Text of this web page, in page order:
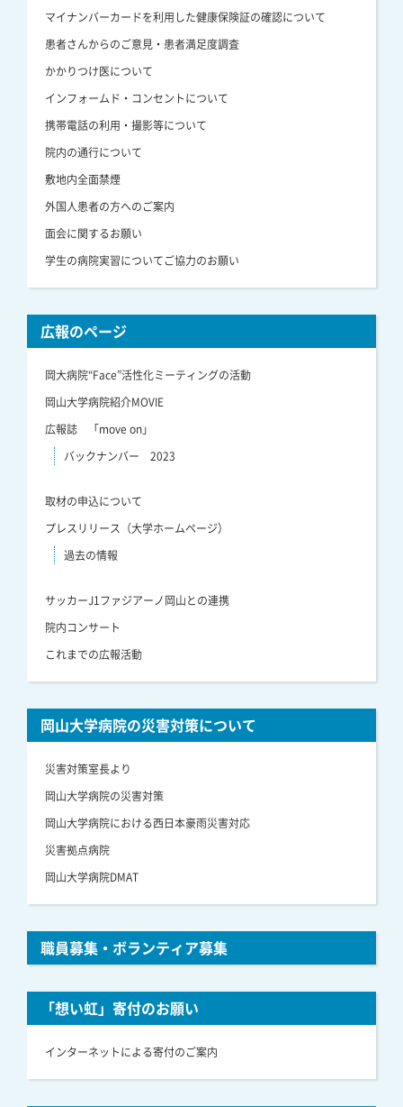
マイナンバーカードを利用した健康保険証の確認について
患者さんからのご意見・患者満足度調査
かかりつけ医について
インフォームド・コンセントについて
携帯電話の利用・撮影等について
院内の通行について
敷地内全面禁煙
外国人患者の方へのご案内
面会に関するお願い
学生の病院実習についてご協力のお願い
広報のページ
岡大病院“Face”活性化ミーティングの活動
岡山大学病院紹介MOVIE
広報誌 「move on」
バックナンバー 2023
取材の申込について
プレスリリース（大学ホームページ）
過去の情報
サッカーJ1ファジアーノ岡山との連携
院内コンサート
これまでの広報活動
岡山大学病院の災害対策について
災害対策室長より
岡山大学病院の災害対策
岡山大学病院における西日本豪雨災害対応
災害拠点病院
岡山大学病院DMAT
職員募集・ボランティア募集
「想い虹」寄付のお願い
インターネットによる寄付のご案内